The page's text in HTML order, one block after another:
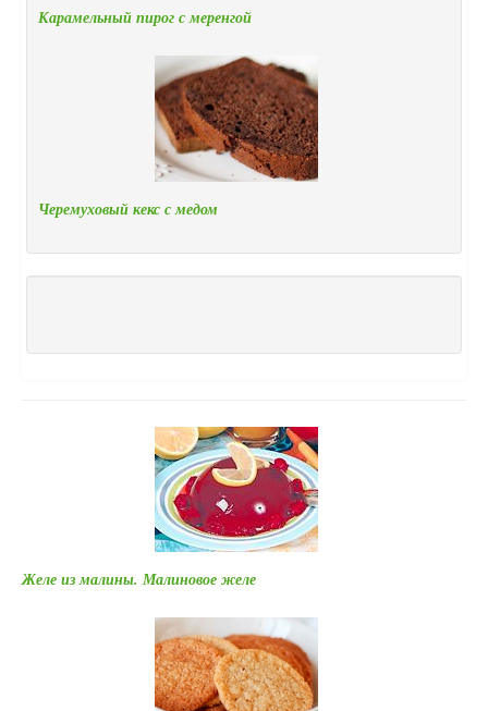
Карамельный пирог с меренгой
Черемуховый кекс с медом
Желе из малины. Малиновое желе